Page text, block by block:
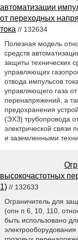
автоматизации
от переходных
тока // 132634
Полезная модель
средств
защиты технических
управляющих
отвода импульсов
управляющего газа
перенапряжений, а
предохранения
(ЭХЗ) трубопровода
электрической связи
и заземленными
высокочастотных
1) // 132633
Ограничитель для
(опн п 6, 10, 110,
быть использовано
электрооборудования